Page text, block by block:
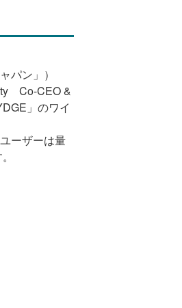
パン」）
Co-CEO &
」のワイ
ーザーは量